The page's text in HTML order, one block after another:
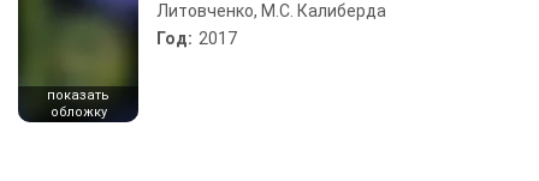
показать
обложку
Литовченко, М.С. Калиберда
Год: 2017